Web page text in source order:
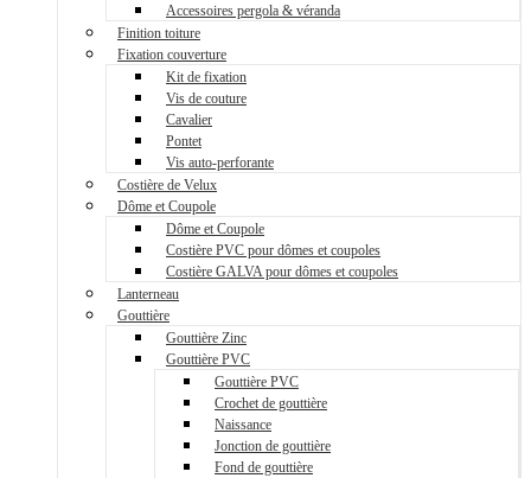
Accessoires pergola & véranda
Finition toiture
Fixation couverture
Kit de fixation
Vis de couture
Cavalier
Pontet
Vis auto-perforante
Costière de Velux
Dôme et Coupole
Dôme et Coupole
Costière PVC pour dômes et coupoles
Costière GALVA pour dômes et coupoles
Lanterneau
Gouttière
Gouttière Zinc
Gouttière PVC
Gouttière PVC
Crochet de gouttière
Naissance
Jonction de gouttière
Fond de gouttière